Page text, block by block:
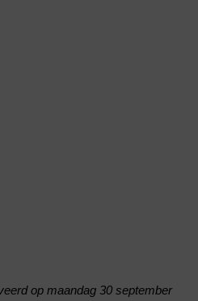
op maandag 30 september